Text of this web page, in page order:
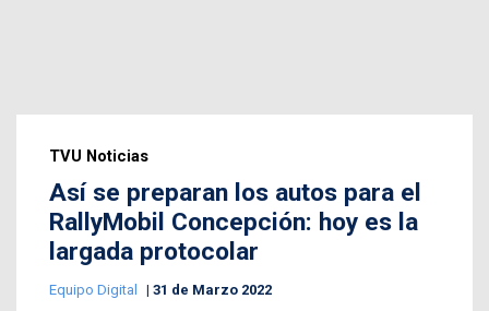
TVU Noticias
Así se preparan los autos para el
RallyMobil Concepción: hoy es la
largada protocolar
Equipo Digital 31 de Marzo 2022